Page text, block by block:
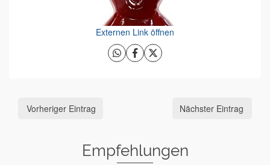
Externen Link öffnen
Vorheriger Eintrag Nächster Eintrag
Empfehlungen